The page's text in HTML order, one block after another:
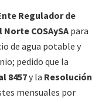
Regulador de
COSAySA para
de agua potable y
pedido que la
8457y la Resolución
mensuales por